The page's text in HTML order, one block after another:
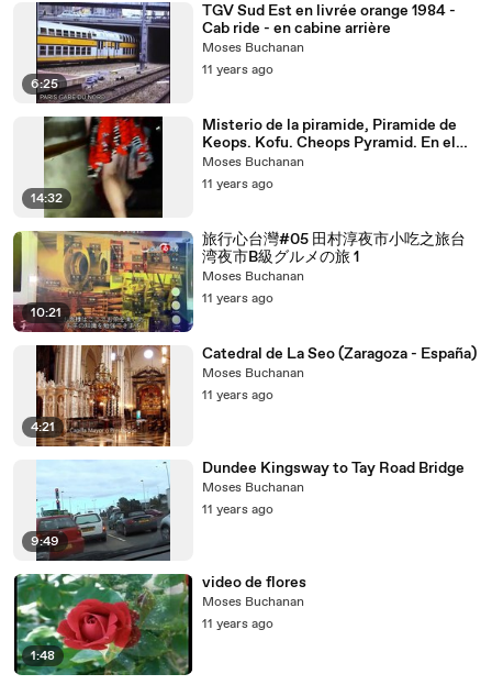
6:25
TGV Sud Est en livrée orange 1984 -
Cab ride - en cabine arrière
Moses Buchanan
11 years ago
14:32
Misterio de la piramide, Piramide de
Keops. Kofu. Cheops Pyramid. En el
interior de la piramide
Moses Buchanan
11 years ago
10:21
旅行心台灣#05 田村淳夜市小吃之旅台
湾夜市B級グルメの旅 1
Moses Buchanan
11 years ago
4:21
Catedral de La Seo (Zaragoza - España)
Moses Buchanan
11 years ago
9:49
Dundee Kingsway to Tay Road Bridge
Moses Buchanan
11 years ago
1:48
video de flores
Moses Buchanan
11 years ago